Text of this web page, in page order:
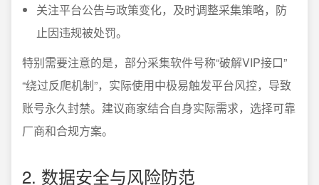
关注平台公告与政策变化，及时调整采集策略，防
止因违规被处罚。
特别需要注意的是，部分采集软件号称“破解VIP接口”
“绕过反爬机制”，实际使用中极易触发平台风控，导致
账号永久封禁。建议商家结合自身实际需求，选择可靠
厂商和合规方案。
2. 数据安全与风险防范